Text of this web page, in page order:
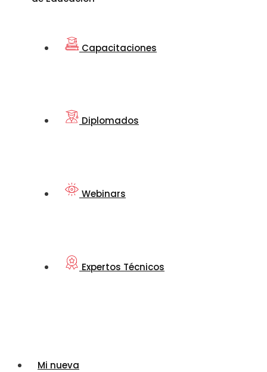
Capacitaciones
Diplomados
Webinars
Expertos Técnicos
Mi nueva